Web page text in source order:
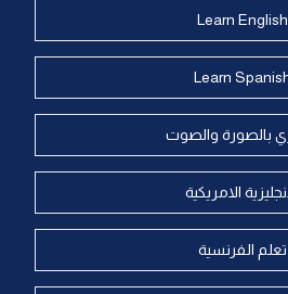
Learn English
Learn
بالصورة والصوت
الامريكية
تعلم الفرنسية